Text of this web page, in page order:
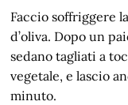
Faccio soffriggere
d’oliva. Dopo un
sedano tagliati a
vegetale, e lascio
minuto.